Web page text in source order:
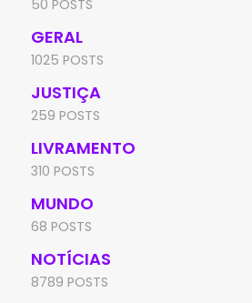
50 POSTS
GERAL
1025 POSTS
JUSTIÇA
259 POSTS
LIVRAMENTO
310 POSTS
MUNDO
68 POSTS
NOTÍCIAS
8789 POSTS